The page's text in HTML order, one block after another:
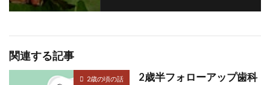
関連する記事
2歳の頃の話
2歳半フォローアップ歯科